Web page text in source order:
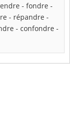
- fondre -
- répandre -
- confondre -